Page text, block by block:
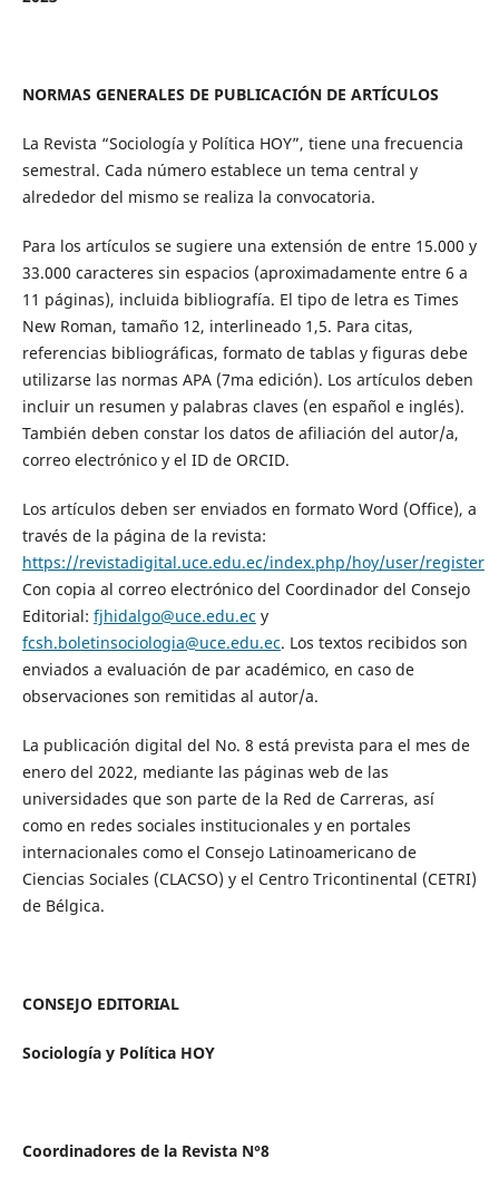
NORMAS GENERALES DE PUBLICACIÓN DE ARTÍCULOS
La Revista “Sociología y Política HOY”, tiene una frecuencia
semestral. Cada número establece un tema central y
alrededor del mismo se realiza la convocatoria.
Para los artículos se sugiere una extensión de entre 15.000 y
33.000 caracteres sin espacios (aproximadamente entre 6 a
11 páginas), incluida bibliografía. El tipo de letra es Times
New Roman, tamaño 12, interlineado 1,5. Para citas,
referencias bibliográficas, formato de tablas y figuras debe
utilizarse las normas APA (7ma edición). Los artículos deben
incluir un resumen y palabras claves (en español e inglés).
También deben constar los datos de afiliación del autor/a,
correo electrónico y el ID de ORCID.
Los artículos deben ser enviados en formato Word (Office), a
través de la página de la revista:
https://revistadigital.uce.edu.ec/index.php/hoy/user/register
Con copia al correo electrónico del Coordinador del Consejo
Editorial: fjhidalgo@uce.edu.ec y
fcsh.boletinsociologia@uce.edu.ec. Los textos recibidos son
enviados a evaluación de par académico, en caso de
observaciones son remitidas al autor/a.
La publicación digital del No. 8 está prevista para el mes de
enero del 2022, mediante las páginas web de las
universidades que son parte de la Red de Carreras, así
como en redes sociales institucionales y en portales
internacionales como el Consejo Latinoamericano de
Ciencias Sociales (CLACSO) y el Centro Tricontinental (CETRI)
de Bélgica.
CONSEJO EDITORIAL
Sociología y Política HOY
Coordinadores de la Revista N°8